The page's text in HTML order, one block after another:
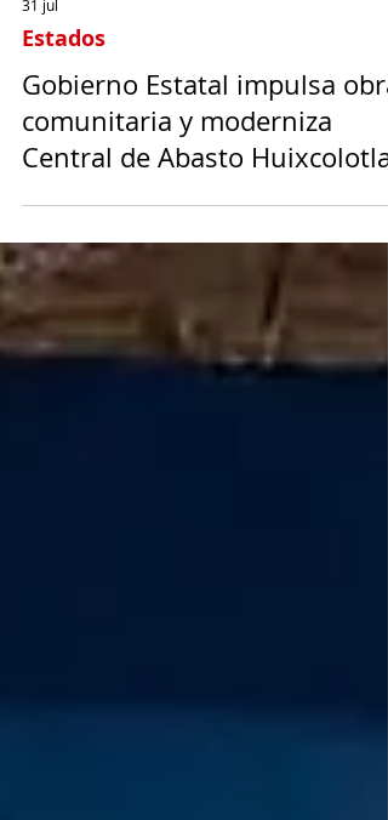
Estados
Gobierno Estatal impulsa obra
comunitaria y moderniza
Central de Abasto Huixcolotla